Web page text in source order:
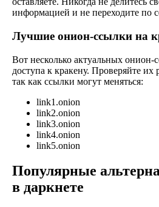
информацией и не переходите по
Лучшие онион-ссылки на
Вот несколько актуальных онион-
доступа к кракену. Проверяйте их
так как ссылки могут меняться:
link1.onion
link2.onion
link3.onion
link4.onion
link5.onion
Популярные
в даркнете